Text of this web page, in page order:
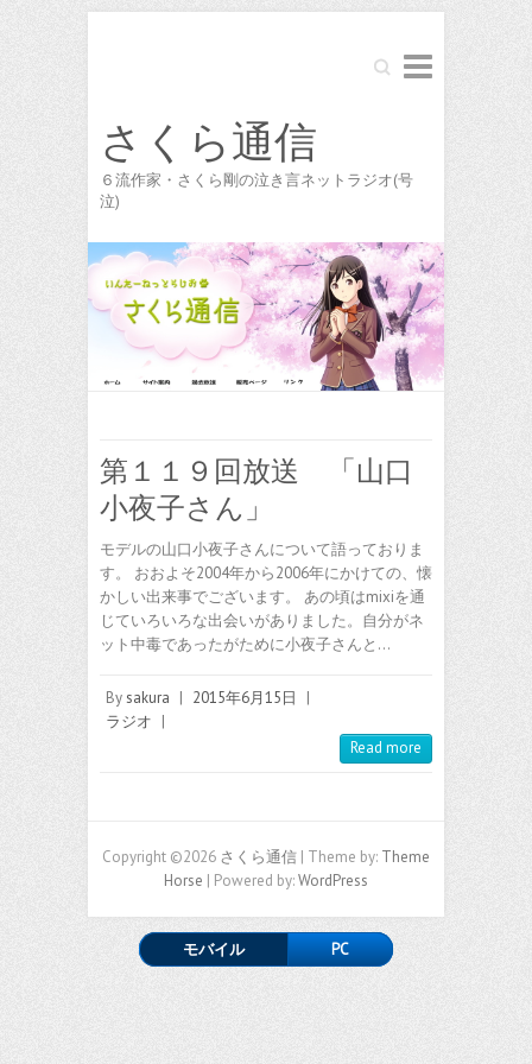
Search
さくら通信
６流作家・さくら剛の泣き言ネットラジオ(号
泣)
第１１９回放送 「山口
小夜子さん」
モデルの山口小夜子さんについて語っておりま
す。 おおよそ2004年から2006年にかけての、懐
かしい出来事でございます。 あの頃はmixiを通
じていろいろな出会いがありました。自分がネ
ット中毒であったがために小夜子さんと…
Bysakura | 2015年6月15日
|
ラジオ |
Read more
Copyright ©2026 さくら通信 | Theme by: Theme
Horse | Powered by:WordPress
モバイル PC